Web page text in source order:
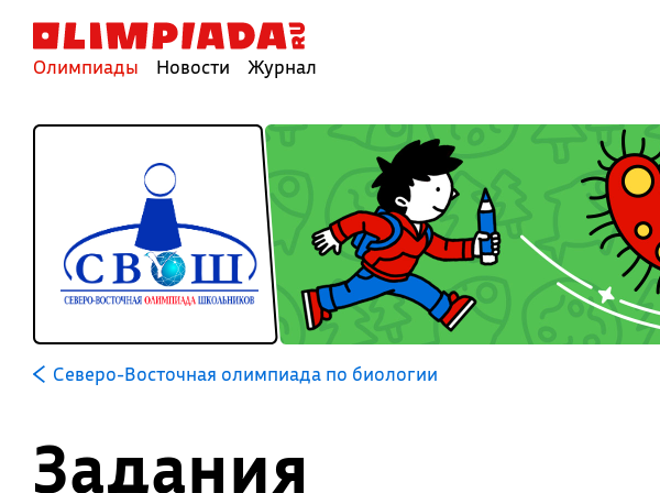
Олимпиады Новости Журнал
Северо-Восточная олимпиада по биологии
Задания